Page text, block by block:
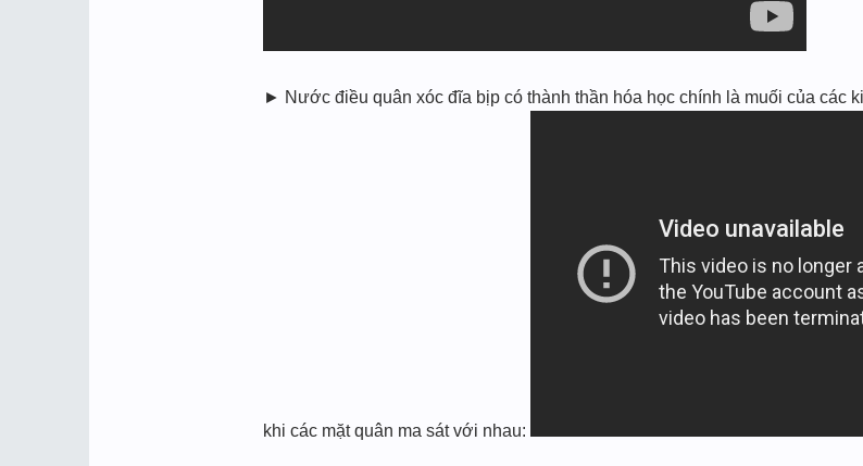
► Nước điều quân xóc đĩa bịp có thành thần hóa học chính là muối của các
khi các mặt quân ma sát với nhau: